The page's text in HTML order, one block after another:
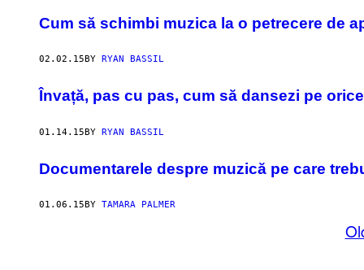
Cum să schimbi muzica la o petrecere de
02.02.15 BY RYAN BASSIL
​Învață, pas cu pas, cum să dansezi pe
01.14.15BY RYAN BASSIL
Documentarele despre muzică pe care
01.06.15 BY TAMARA PALMER